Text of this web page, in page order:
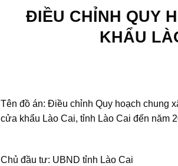
ĐIỀU CHỈNH QUY
KHẨU
Tên đồ án: Điều chỉnh Quy hoạch chung
cửa khẩu Lào Cai, tỉnh Lào Cai đến năm
Chủ đầu tư: UBND tỉnh Lào Cai